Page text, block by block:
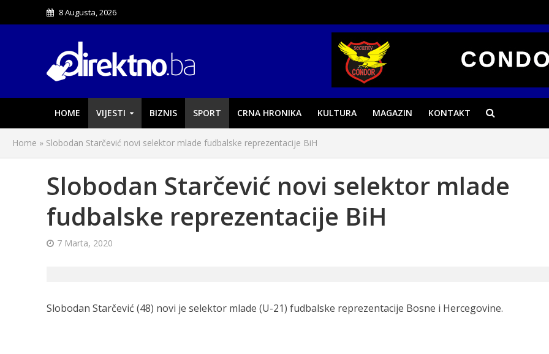
8 Augusta, 2026
HOME VIJESTI BIZNIS SPORT CRNA HRONIKA KULTURA MAGAZIN KONTAKT
Home » Slobodan Starčević novi selektor mlade fudbalske reprezentacije BiH
Slobodan Starčević novi selektor mlade
fudbalske reprezentacije BiH
7 Marta, 2020
Slobodan Starčević (48) novi je selektor mlade (U-21) fudbalske reprezentacije Bosne i Hercegovine.